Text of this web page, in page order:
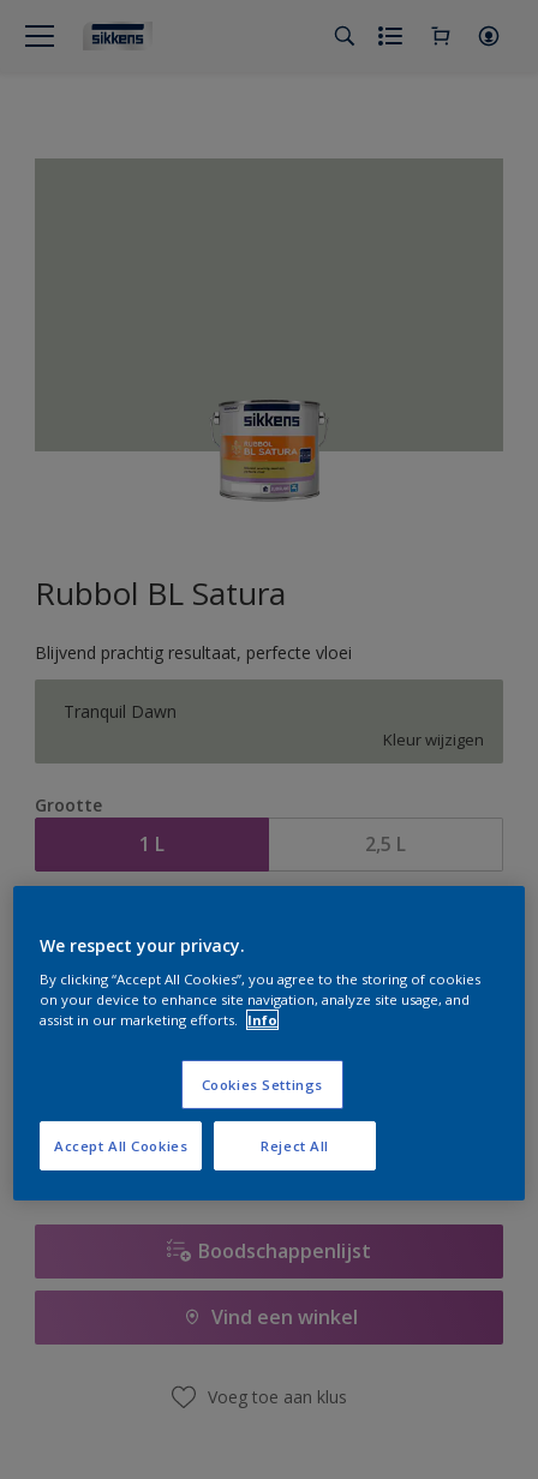
Rubbol BL Satura
Blijvend prachtig resultaat, perfecte vloei
Tranquil Dawn
Kleur wijzigen
Grootte
1 L 2,5 L
er hard aan om de voorraad aan te vullen.
Boodschappenlijst
Vind een winkel
Voeg toe aan klus
We respect your privacy.
By clicking “Accept All Cookies”, you agree to the storing of cookies
on your device to enhance site navigation, analyze site usage, and
assist in our marketing efforts.
Info
Cookies Settings
Reject All
Accept All Cookies